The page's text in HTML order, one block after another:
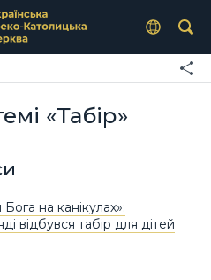
«Табір»
Бога на канікулах»:
відбувся табір для дітей